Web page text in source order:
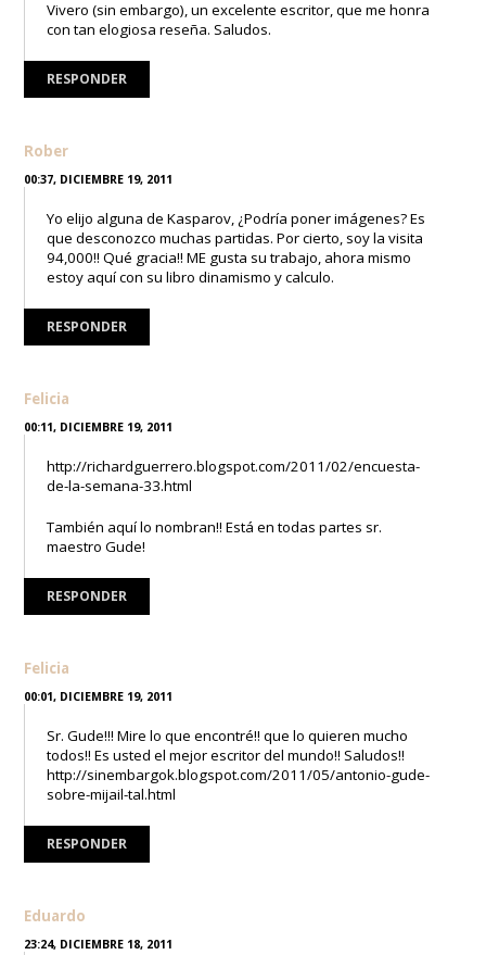
Vivero (sin embargo), un excelente escritor, que me honra
con tan elogiosa reseña. Saludos.
RESPONDER
Rober
00:37, DICIEMBRE 19, 2011
Yo elijo alguna de Kasparov, ¿Podría poner imágenes? Es
que desconozco muchas partidas. Por cierto, soy la visita
94,000!! Qué gracia!! ME gusta su trabajo, ahora mismo
estoy aquí con su libro dinamismo y calculo.
RESPONDER
Felicia
00:11, DICIEMBRE 19, 2011
http://richardguerrero.blogspot.com/2011/02/encuesta-
de-la-semana-33.html
También aquí lo nombran!! Está en todas partes sr.
maestro Gude!
RESPONDER
Felicia
00:01, DICIEMBRE 19, 2011
Sr. Gude!!! Mire lo que encontré!! que lo quieren mucho
todos!! Es usted el mejor escritor del mundo!! Saludos!!
http://sinembargok.blogspot.com/2011/05/antonio-gude-
sobre-mijail-tal.html
RESPONDER
Eduardo
23:24, DICIEMBRE 18, 2011